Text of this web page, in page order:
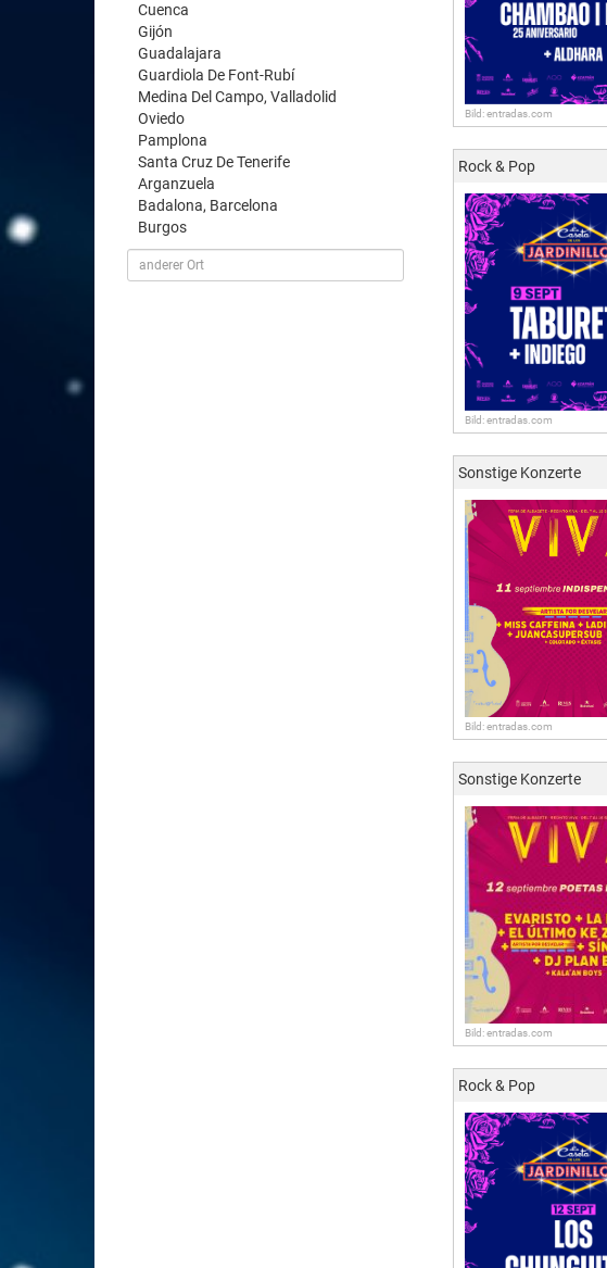
Cuenca
Gijón
Guadalajara
Guardiola De Font-Rubí
Medina Del Campo, Valladolid
Oviedo
Pamplona
Santa Cruz De Tenerife
Arganzuela
Badalona, Barcelona
Burgos
Bild: entradas.com
Rock & Pop
Bild: entradas.com
Sonstige Konzerte
Bild: entradas.com
Sonstige Konzerte
Bild: entradas.com
Rock & Pop